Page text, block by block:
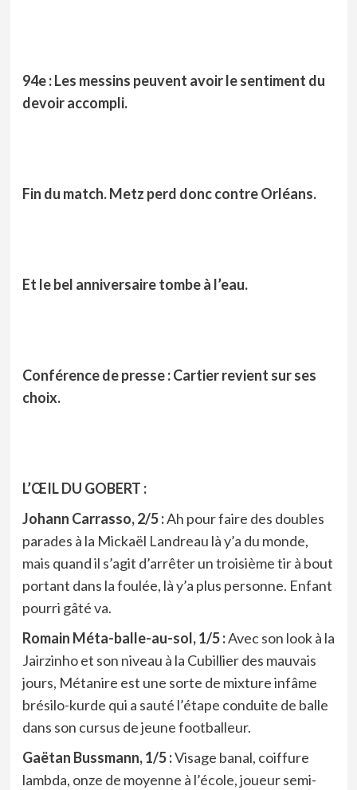
94e : Les messins peuvent avoir le sentiment du
devoir accompli.
Fin du match. Metz perd donc contre Orléans.
Et le bel anniversaire tombe à l’eau.
Conférence de presse : Cartier revient sur ses
choix.
L’ŒIL DU GOBERT :
Johann Carrasso, 2/5 :Ah pour faire des doubles
parades à la Mickaël Landreau là y’a du monde,
mais quand il s’agit d’arrêter un troisième tir à bout
portant dans la foulée, là y’a plus personne. Enfant
pourri gâté va.
Romain Méta-balle-au-sol, 1/5 :Avec son look à la
Jairzinho et son niveau à la Cubillier des mauvais
jours, Métanire est une sorte de mixture infâme
brésilo-kurde qui a sauté l’étape conduite de balle
dans son cursus de jeune footballeur.
Gaëtan Bussmann, 1/5 :Visage banal, coiffure
lambda, onze de moyenne à l’école, joueur semi-